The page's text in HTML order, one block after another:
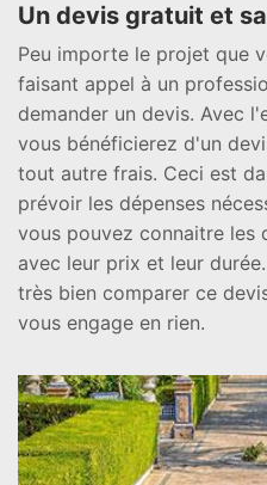
Un devis gratuit et
Peu importe le projet que
faisant appel à un
demander un devis. Avec
vous bénéficierez d'un
tout autre frais. Ceci est
prévoir les dépenses
vous pouvez connaitre les
avec leur prix et leur
très bien comparer ce
vous engage en rien.